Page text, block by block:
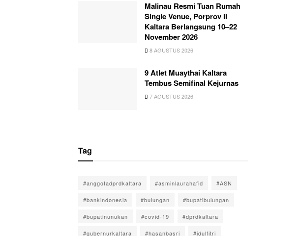
Malinau Resmi Tuan Rumah
Single Venue, Porprov II
Kaltara Berlangsung 10–22
November 2026
8 AGUSTUS 2026
9 Atlet Muaythai Kaltara
Tembus Semifinal Kejurnas
7 AGUSTUS 2026
Tag
#anggotadprdkaltara #asminlaurahafid #ASN
#bankindonesia #bulungan #bupatibulungan
#bupatinunukan #covid-19 #dprdkaltara
#gubernurkaltara #hasanbasri #idulfitri